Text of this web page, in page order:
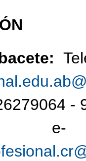
-
e-